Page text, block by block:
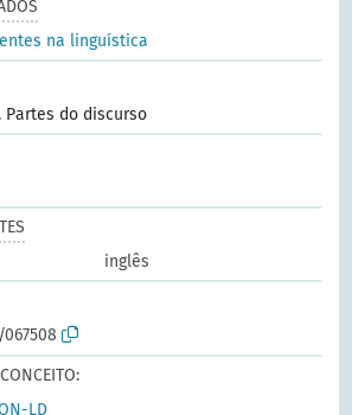
na linguística
Partes do discurso
inglês
LD